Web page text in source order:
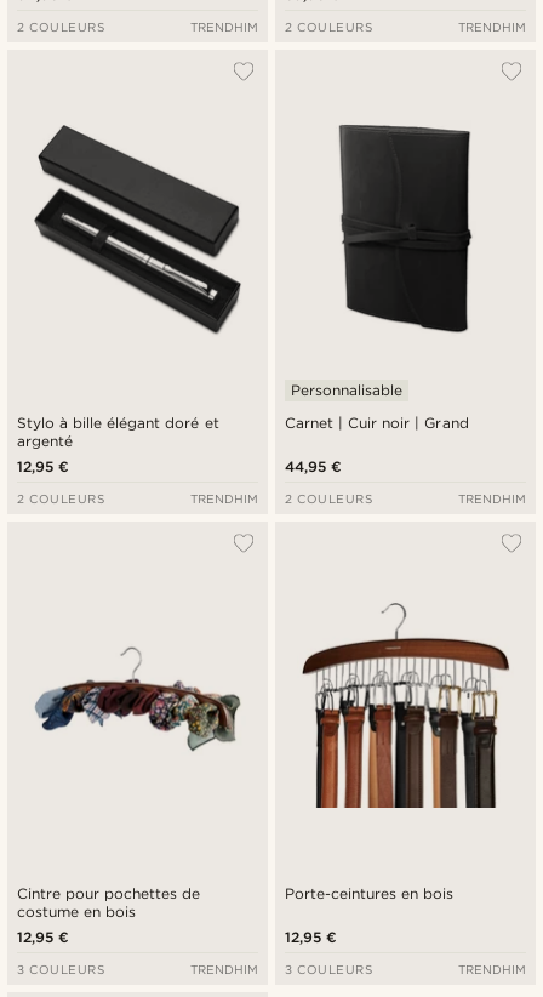
2 COULEURS TRENDHIM 2 COULEURS TRENDHIM
Stylo à bille élégant doré et
argenté
12,95 €
2 COULEURS TRENDHIM
Carnet | Cuir noir | Grand
Personnalisable
44,95 €
2 COULEURS TRENDHIM
Cintre pour pochettes de
costume en bois
12,95 €
3 COULEURS TRENDHIM
Porte-ceintures en bois
12,95 €
3 COULEURS TRENDHIM